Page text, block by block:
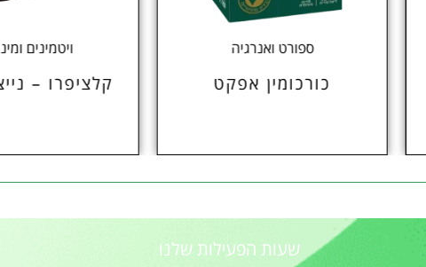
ספורט ואנרגיה
כורכומין אפקט
ויטמינים ומינרלים
קלציפרו – נייצ'רס
שעות הפעילות שלנו